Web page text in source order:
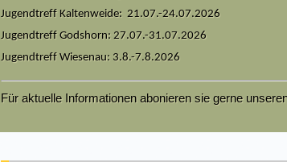
Jugendtreff Kaltenweide: 21.07.-24.07.2026
Jugendtreff Godshorn: 27.07.-31.07.2026
Jugendtreff Wiesenau: 3.8.-7.8.2026
Für aktuelle Informationen abonieren sie gerne